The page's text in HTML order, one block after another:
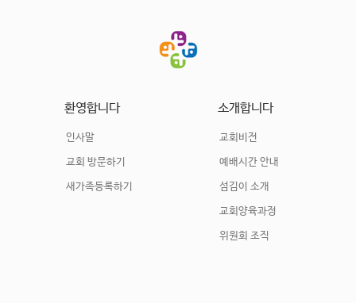
환영합니다
인사말
교회 방문하기
새가족등록하기
소개합니다
교회비전
예배시간 안내
섬김이 소개
교회양육과정
위원회 조직